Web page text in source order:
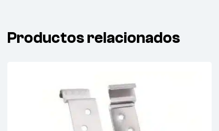
Productos relacionados